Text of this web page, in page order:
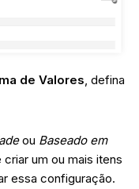
de Valores, defina
ou Baseado em
um ou mais itens
essa configuração.